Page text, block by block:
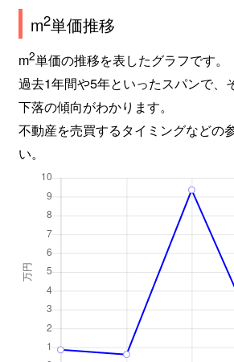
m2単価推移
m2単価の推移を表したグラフです。
過去1年間や5年といったスパンで、
下落の傾向がわかります。
不動産を売買するタイミングなどの
い。